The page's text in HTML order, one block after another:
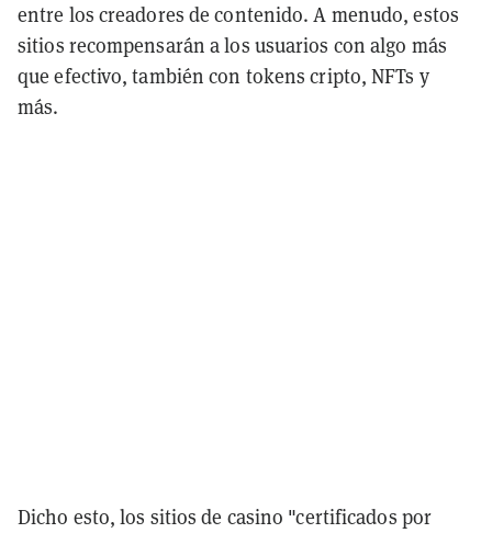
entre los creadores de contenido. A menudo, estos
sitios recompensarán a los usuarios con algo más
que efectivo, también con tokens cripto, NFTs y
más.
Dicho esto, los sitios de casino "certificados por